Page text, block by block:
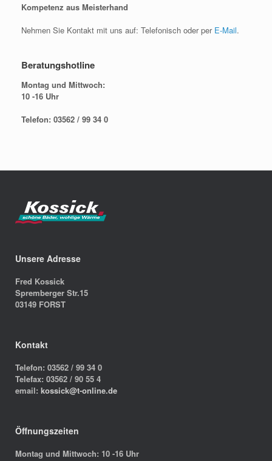
Kompetenz aus Meisterhand
Nehmen Sie Kontakt mit uns auf: Telefonisch oder per E-Mail.
Beratungshotline
Montag und Mittwoch:
10 -16 Uhr
Telefon: 03562 / 99 34 0
Unsere Adresse
Fred Kossick
Spremberger Str.15
03149 FORST
Kontakt
Telefon: 03562 / 99 34 0
Telefax: 03562 / 90 55 4
email: kossick@t-online.de
Öffnungszeiten
Montag und Mittwoch: 10 -16 Uhr